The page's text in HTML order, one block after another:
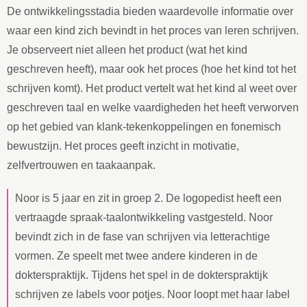
De ontwikkelingsstadia bieden waardevolle informatie over
waar een kind zich bevindt in het proces van leren schrijven.
Je observeert niet alleen het product (wat het kind
geschreven heeft), maar ook het proces (hoe het kind tot het
schrijven komt). Het product vertelt wat het kind al weet over
geschreven taal en welke vaardigheden het heeft verworven
op het gebied van klank-tekenkoppelingen en fonemisch
bewustzijn. Het proces geeft inzicht in motivatie,
zelfvertrouwen en taakaanpak.
Noor is 5 jaar en zit in groep 2. De logopedist heeft een
vertraagde spraak-taalontwikkeling vastgesteld. Noor
bevindt zich in de fase van schrijven via letterachtige
vormen. Ze speelt met twee andere kinderen in de
dokterspraktijk. Tijdens het spel in de dokterspraktijk
schrijven ze labels voor potjes. Noor loopt met haar label